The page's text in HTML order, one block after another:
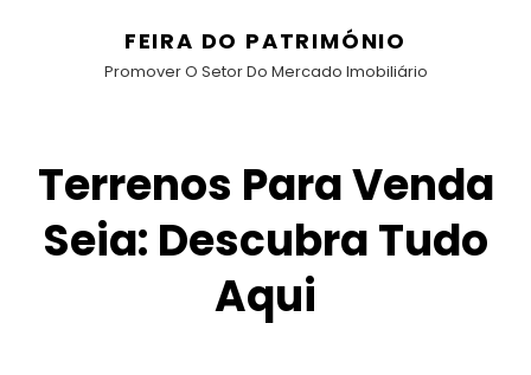
FEIRA DO PATRIMÓNIO
Promover O Setor Do Mercado Imobiliário
Terrenos Para Venda
Seia: Descubra Tudo
Aqui